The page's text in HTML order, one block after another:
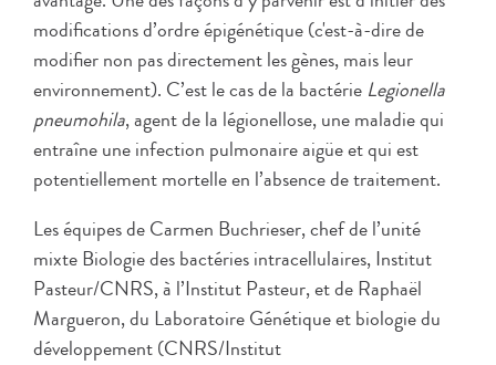
modifications d’ordre épigénétique (c'est-à-dire de
modifier non pas directement les gènes, mais leur
environnement). C’est le cas de la bactérie Legionella
pneumohila, agent de la légionellose, une maladie qui
entraîne une infection pulmonaire aigüe et qui est
potentiellement mortelle en l’absence de traitement.
Les équipes de Carmen Buchrieser, chef de l’unité
mixte Biologie des bactéries intracellulaires, Institut
Pasteur/CNRS, à l’Institut Pasteur, et de Raphaël
Margueron, du Laboratoire Génétique et biologie du
développement (CNRS/Institut